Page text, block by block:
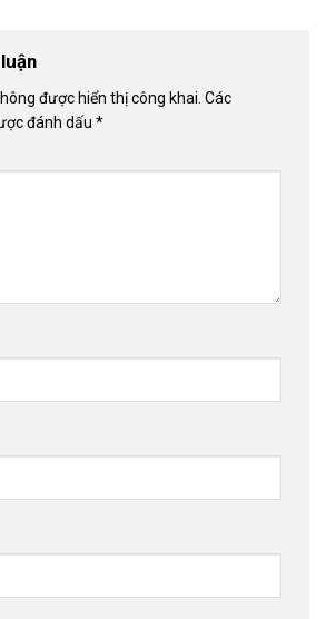
được hiển thị công khai. Các
đánh dấu *